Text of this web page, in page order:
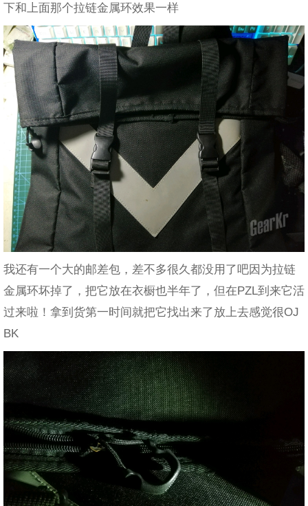
下和上面那个拉链金属环效果一样
我还有一个大的邮差包，差不多很久都没用了吧因为拉链
金属环坏掉了，把它放在衣橱也半年了，但在PZL到来它活
过来啦！拿到货第一时间就把它找出来了放上去感觉很OJ
BK